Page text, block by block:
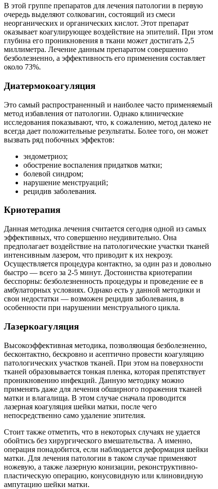
В этой группе препаратов для лечения патологии в первую
очередь выделяют солковагин, состоящий из смеси
неорганических и органических кислот. Этот препарат
оказывает коагулирующее воздействие на эпителий. При этом
глубина его проникновения в ткани может достигать 2,5
миллиметра. Лечение данным препаратом совершенно
безболезненно, а эффективность его применения составляет
около 73%.
Диатермокоагуляция
Это самый распространенный и наиболее часто применяемый
метод избавления от патологии. Однако клинические
исследования показывают, что, к сожалению, метод далеко не
всегда дает положительные результаты. Более того, он может
вызвать ряд побочных эффектов:
эндометриоз;
обострение воспаления придатков матки;
болевой синдром;
нарушение менструаций;
рецидив заболевания.
Криотерапия
Данная методика лечения считается сегодня одной из самых
эффективных, что совершенно неудивительно. Она
предполагает воздействие на патологические участки тканей
интенсивным лазером, что приводит к их некрозу.
Осуществляется процедура контактно, за один раз и довольно
быстро — всего за 2-5 минут. Достоинства криотерапии
бесспорны: безболезненность процедуры и проведение ее в
амбулаторных условиях. Однако есть у данной методики и
свои недостатки — возможен рецидив заболевания, в
особенности при нарушении менструального цикла.
Лазеркоагуляция
Высокоэффективная методика, позволяющая безболезненно,
бесконтактно, бескровно и асептично провести коагуляцию
патологических участков тканей. При этом на поверхности
тканей образовывается тонкая пленка, которая препятствует
проникновению инфекций. Данную методику можно
применять даже для лечения обширного поражения тканей
матки и влагалища. В этом случае сначала проводится
лазерная коагуляция шейки матки, после чего
непосредственно само удаление эпителия.
Стоит также отметить, что в некоторых случаях не удается
обойтись без хирургического вмешательства. А именно,
операция понадобится, если наблюдается деформация шейки
матки. Для лечения патологии в таком случае применяют
ножевую, а также лазерную конизации, реконструктивно-
пластическую операцию, конусовидную или клиновидную
ампутацию шейки матки.